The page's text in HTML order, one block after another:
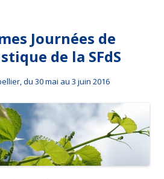
Journées de
de la SFdS
du 30 mai au 3 juin 2016